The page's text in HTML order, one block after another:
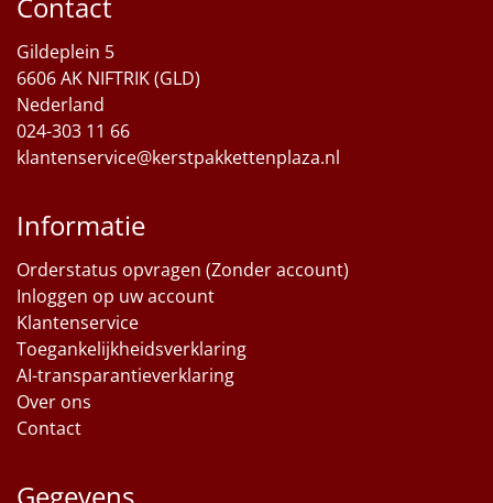
Sinterklaaspakketten
Particulier
Kerstgeschenken 2026
Per stuk
Alle overige
Contact
Gildeplein 5
6606 AK NIFTRIK (GLD)
Nederland
024-303 11 66
klantenservice@kerstpakkettenplaza.nl
Informatie
Orderstatus opvragen (Zonder account)
Inloggen op uw account
Klantenservice
Toegankelijkheidsverklaring
AI-transparantieverklaring
Over ons
Contact